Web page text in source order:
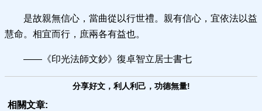
是故親無信心，當曲從以行世禮。親有信心，宜依法以益
慧命。相宜而行，庶兩各有益也。
——《印光法師文鈔》復卓智立居士書七
分享好文，利人利己，功德無量!
相關文章: